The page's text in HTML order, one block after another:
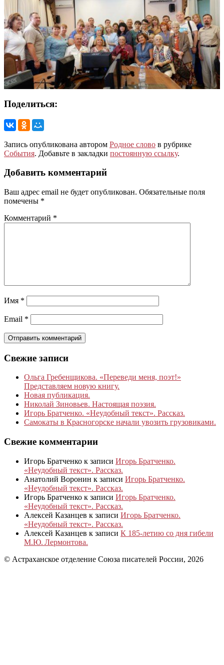
Поделиться:
Запись опубликована автором Родное слово в рубрике
События. Добавьте в закладки постоянную ссылку.
Добавить комментарий
Ваш адрес email не будет опубликован. Обязательные поля
помечены *
Комментарий *
Имя *
Email *
Свежие записи
Ольга Гребенщикова. «Переведи меня, поэт!»
Представляем новую книгу.
Новая публикация.
Николай Зиновьев. Настоящая поэзия.
Игорь Братченко. «Неудобный текст». Рассказ.
Самокаты в Красногорске начали увозить грузовиками.
Свежие комментарии
Игорь Братченко к записи Игорь Братченко.
«Неудобный текст». Рассказ.
Анатолий Воронин к записи Игорь Братченко.
«Неудобный текст». Рассказ.
Игорь Братченко к записи Игорь Братченко.
«Неудобный текст». Рассказ.
Алексей Казанцев к записи Игорь Братченко.
«Неудобный текст». Рассказ.
Алексей Казанцев к записи К 185‑летию со дня гибели
М.Ю. Лермонтова.
© Астраханское отделение Союза писателей России, 2026